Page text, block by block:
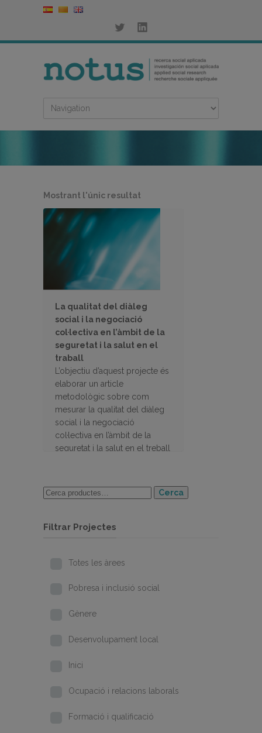
Mostrant l'únic resultat
La qualitat del diàleg
social i la negociació
col·lectiva en l’àmbit de la
seguretat i la salut en el
traball
L’objectiu d’aquest projecte és
elaborar un article
metodològic sobre com
mesurar la qualitat del diàleg
social i la negociació
col·lectiva en l’àmbit de la
seguretat i la salut en el treball
Cerca
Filtrar Projectes
Totes les àrees
Pobresa i inclusió social
Gènere
Desenvolupament local
Inici
Ocupació i relacions laborals
Formació i qualificació